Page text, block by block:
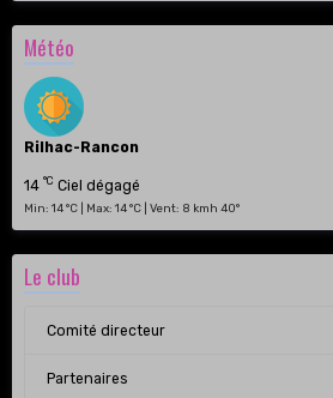
Météo
Rilhac-Rancon
14 °C Ciel dégagé
Min: 14 °C | Max: 14 °C | Vent: 8 kmh 40°
Le club
Comité directeur
Partenaires